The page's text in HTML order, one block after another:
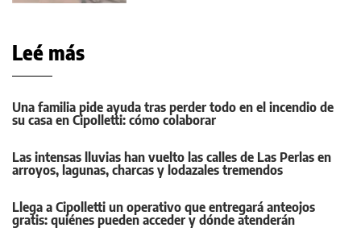
Leé más
Una familia pide ayuda tras perder todo en el incendio de
su casa en Cipolletti: cómo colaborar
Las intensas lluvias han vuelto las calles de Las Perlas en
arroyos, lagunas, charcas y lodazales tremendos
Llega a Cipolletti un operativo que entregará anteojos
gratis: quiénes pueden acceder y dónde atenderán